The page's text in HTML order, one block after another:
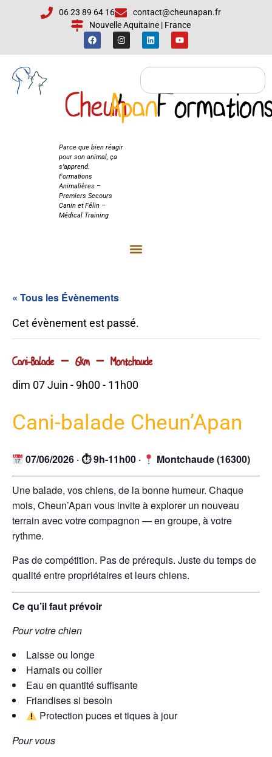
06 23 89 64 16
contact@cheunapan.fr
Nouvelle Aquitaine | France
Cheun
'
Apan
Parce que bien réagir
pour son animal, ça
s’apprend.
Formations
Animalières –
Premiers Secours
Canin et Félin –
Médical Training
« Tous les Évènements
Cet évènement est passé.
Cani-Balade – 6km – Montchaude
dim 07 Juin - 9h00- 11h00
Cani-balade Cheun’Apan
07/06/2026 · ⏱ 9h-11h00 · Montchaude (16300)
Une balade, vos chiens, de la bonne humeur. Chaque
mois, Cheun’Apan vous invite à explorer un nouveau
terrain avec votre compagnon — en groupe, à votre
rythme.
Pas de compétition. Pas de prérequis. Juste du temps de
qualité entre propriétaires et leurs chiens.
Ce qu’il faut prévoir
Pour votre chien
Laisse ou longe
Harnais ou collier
Eau en quantité suffisante
Friandises si besoin
Protection puces et tiques à jour
Pour vous